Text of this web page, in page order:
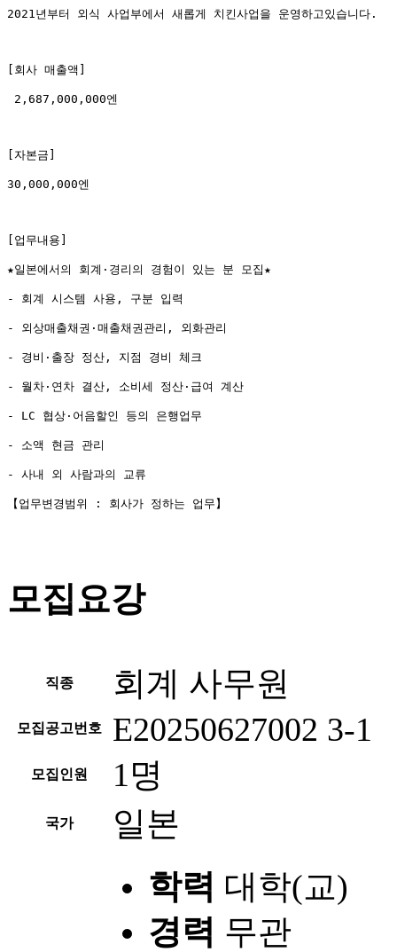
【업무변경범위 : 회사가 정하는 업무】
모집요강
직종 회계 사무원
모집공고번호 E20250627002 3-1
모집인원 1명
국가 일본
학력 대학(교)
경력 무관